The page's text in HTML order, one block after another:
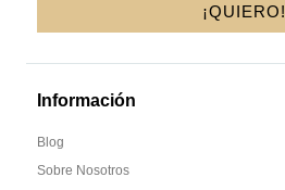
¡QUIERO!
Información
Blog
Sobre Nosotros